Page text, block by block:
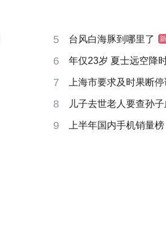
5 台风白海豚到哪里了 新
6 年仅23岁 夏士远空降
7 上海市要求及时果断
8 儿子去世老人要查孙
9 上半年国内手机销量榜